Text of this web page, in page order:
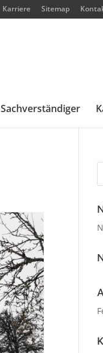
Karriere Sitemap
Sachverständiger